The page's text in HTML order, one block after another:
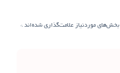
بخش‌های موردنیاز علامت‌گذاری شده‌اند *